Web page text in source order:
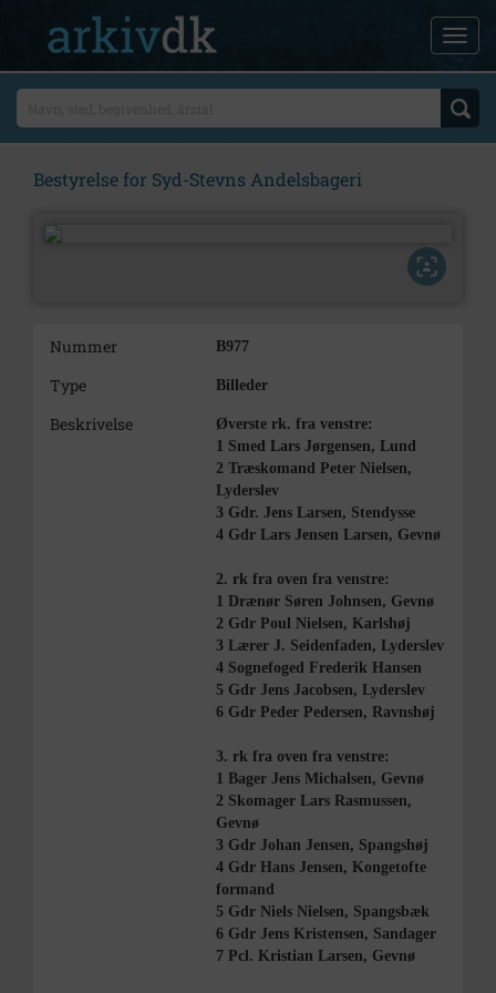
Bestyrelse for Syd-Stevns Andelsbageri
Nummer B977
Type Billeder
Beskrivelse
Øverste rk. fra venstre:
1 Smed Lars Jørgensen, Lund
2 Træskomand Peter Nielsen,
Lyderslev
3 Gdr. Jens Larsen, Stendysse
4 Gdr Lars Jensen Larsen, Gevnø
2. rk fra oven fra venstre:
1 Drænør Søren Johnsen, Gevnø
2 Gdr Poul Nielsen, Karlshøj
3 Lærer J. Seidenfaden, Lyderslev
4 Sognefoged Frederik Hansen
5 Gdr Jens Jacobsen, Lyderslev
6 Gdr Peder Pedersen, Ravnshøj
3. rk fra oven fra venstre:
1 Bager Jens Michalsen, Gevnø
2 Skomager Lars Rasmussen,
Gevnø
3 Gdr Johan Jensen, Spangshøj
4 Gdr Hans Jensen, Kongetofte
formand
5 Gdr Niels Nielsen, Spangsbæk
6 Gdr Jens Kristensen, Sandager
7 Pcl. Kristian Larsen, Gevnø